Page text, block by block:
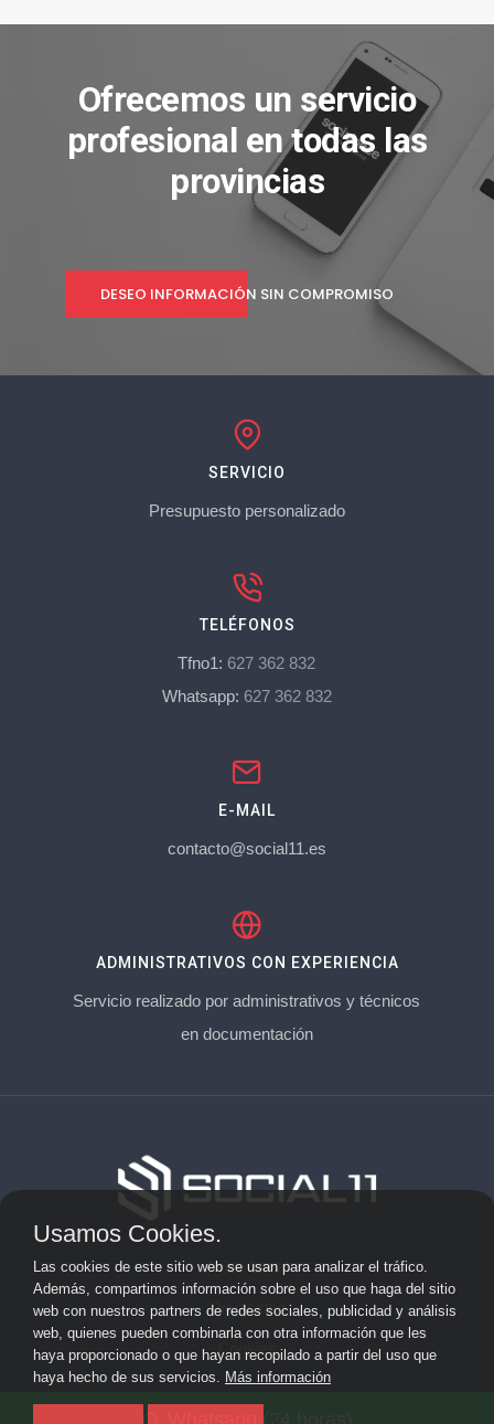
Ofrecemos un servicio
profesional en todas las
provincias
DESEO INFORMACIÓN SIN COMPROMISO
SERVICIO
Presupuesto personalizado
TELÉFONOS
Tfno1: 627 362 832
Whatsapp: 627 362 832
E-MAIL
contacto@social11.es
ADMINISTRATIVOS CON EXPERIENCIA
Servicio realizado por administrativos y técnicos
en documentación
Aviso Legal
Privacidad
Cookies
Usamos Cookies.
Las cookies de este sitio web se usan para analizar el tráfico.
Además, compartimos información sobre el uso que haga del sitio
web con nuestros partners de redes sociales, publicidad y análisis
web, quienes pueden combinarla con otra información que les
haya proporcionado o que hayan recopilado a partir del uso que
haya hecho de sus servicios. Más información